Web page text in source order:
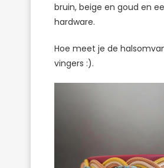
bruin, beige en goud en
hardware.
Hoe meet je de
vingers :).